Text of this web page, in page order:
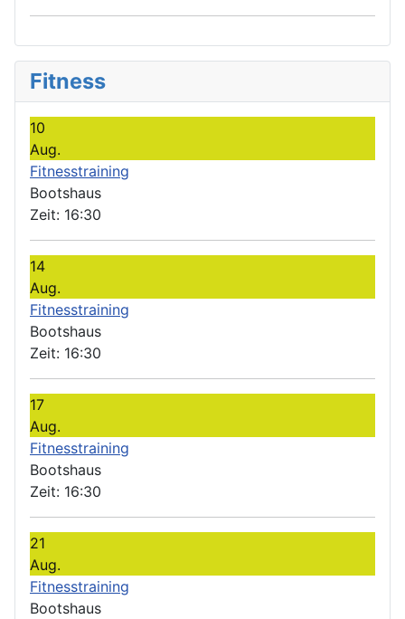
Fitness
10
Aug.
Fitnesstraining
Bootshaus
Zeit: 16:30
14
Aug.
Fitnesstraining
Bootshaus
Zeit: 16:30
17
Aug.
Fitnesstraining
Bootshaus
Zeit: 16:30
21
Aug.
Fitnesstraining
Bootshaus